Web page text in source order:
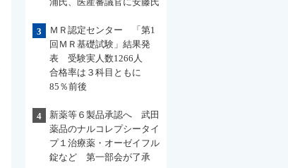
3
ＭＲ認定センター 「第1
回ＭＲ基礎試験」結果発
表 受験実人数1266人
合格率は３科目ともに
85％前後
4
新薬等６製品承認へ 武田
薬品のナルコレプシータイ
プ１治療薬・オーゼイフル
錠など 第一部会が了承